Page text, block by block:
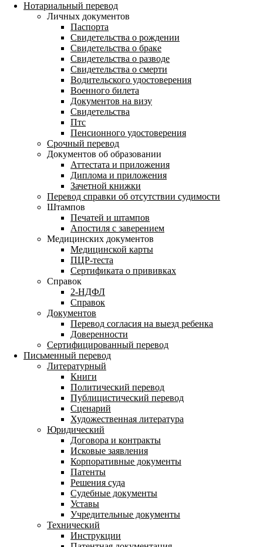
Нотариальный перевод
Личных документов
Паспорта
Свидетельства о рождении
Свидетельства о браке
Свидетельства о разводе
Свидетельства о смерти
Водительского удостоверения
Военного билета
Документов на визу
Свидетельства
Птс
Пенсионного удостоверения
Срочный перевод
Документов об образовании
Аттестата и приложения
Диплома и приложения
Зачетной книжки
Перевод справки об отсутствии судимости
Штампов
Печатей и штампов
Апостиля с заверением
Медицинских документов
Медицинской карты
ПЦР-теста
Сертификата о прививках
Справок
2-НДФЛ
Справок
Документов
Перевод согласия на выезд ребенка
Доверенности
Сертифицированный перевод
Письменный перевод
Литературный
Книги
Политический перевод
Публицистический перевод
Сценарий
Художественная литература
Юридический
Договора и контракты
Исковые заявления
Корпоративные документы
Патенты
Решения суда
Судебные документы
Уставы
Учредительные документы
Технический
Инструкции